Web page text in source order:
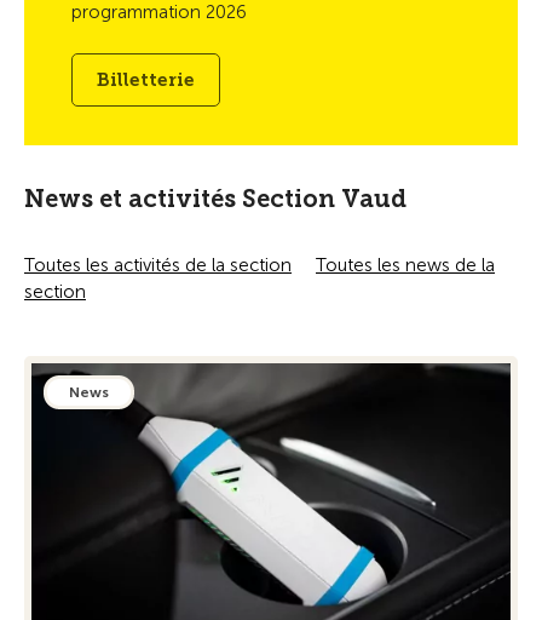
programmation 2026
Billetterie
News et activités Section Vaud
Toutes les activités de la section
Toutes les news de la
section
News